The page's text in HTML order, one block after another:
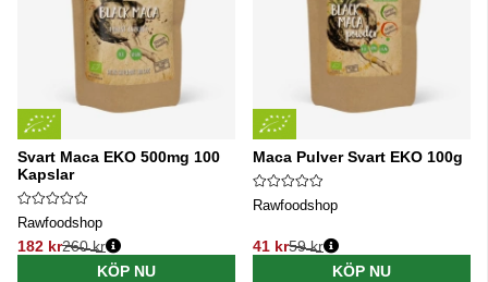
Svart Maca EKO 500mg 100
Kapslar
Rawfoodshop
182 kr
Ordinarie pris:
260 kr
KÖP NU
Maca Pulver Svart EKO 100g
Rawfoodshop
41 kr
Ordinarie pris:
59 kr
KÖP NU